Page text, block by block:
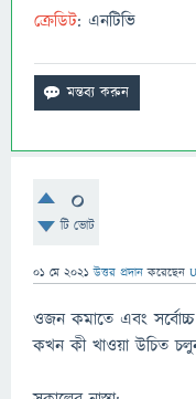
ক্রেডিট: এনটিভি
0
টি ভোট
01 মে 2021 উত্তর প্রদান করেছেন
ওজন কমাতে এবং সর্বোচ্চ
কখন কী খাওয়া উচিত